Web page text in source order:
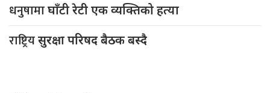
धनुषामाघाँटी रेटी एक व्यक्तिको हत्या
राष्ट्रियसुरक्षा परिषद बैठक बस्दै